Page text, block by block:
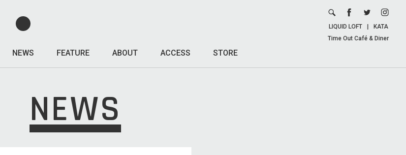
NEWS FEATURE ABOUT ACCESS STORE
LIQUID LOFT
KATA
Time Out Café & Diner
NEWS